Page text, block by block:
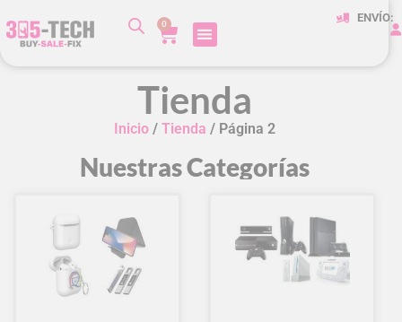
0 ENVÍO:
Tienda
Inicio/ Tienda / Página 2
Nuestras Categorías